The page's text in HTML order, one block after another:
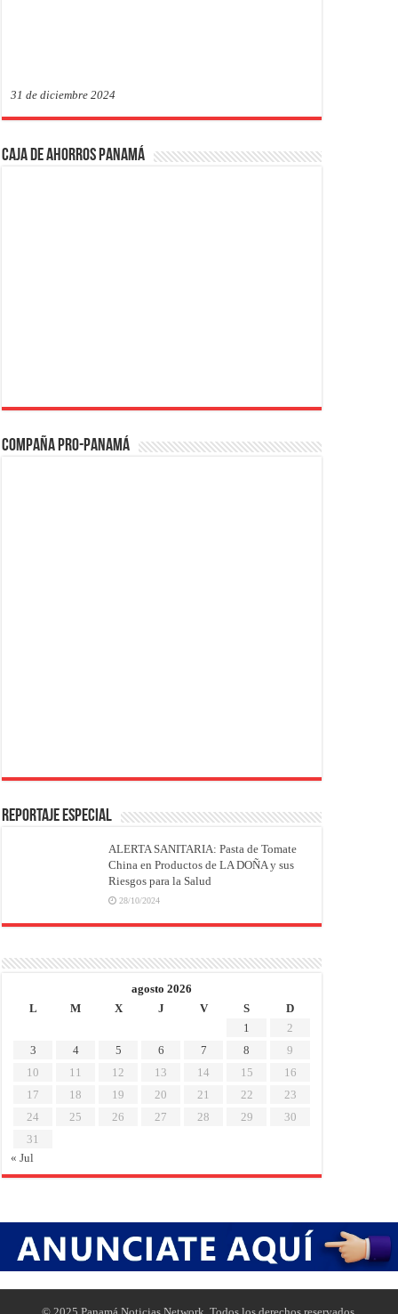
31 de diciembre 2024
Caja de Ahorros Panamá
Compaña PRO-Panamá
REPORTAJE ESPECIAL
ALERTA SANITARIA: Pasta de Tomate
China en Productos de LA DOÑA y sus
Riesgos para la Salud
28/10/2024
agosto 2026
L
M X J V S
D
1
2
3
4 5 6 7 8
9
10
11 12 13 14 15
16
17
18 19 20 21 22
23
24
25 26 27 28 29
30
31
« Jul